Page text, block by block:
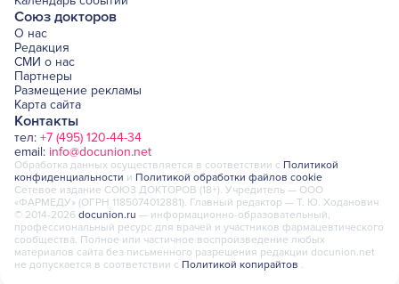
Союз докторов
О нас
Редакция
СМИ о нас
Партнеры
Размещение рекламы
Карта сайта
Контакты
тел: +7 (495) 120-44-34
email: info@docunion.net
Обработка данных осуществляется в соответствии с Политикой
конфиденциальности и Политикой обработки файлов cookie
Сетевое издание СОЮЗ ДОКТОРОВ (18+). Учредитель — ООО
«ФАРМЕДУ» (ОГРН 1185074012881). Главный редактор — Т. Ю. Ходанович
© 2014-2026 docunion.ru — информационно-образовательный,
профессиональный ресурс для врачей и участников фармацевтического
сообщества. Полное или частичное воспроизведение любых
материалов сайта без письменного разрешения редакции docunion.net
не допускается в соответствии с Политикой копирайтов .